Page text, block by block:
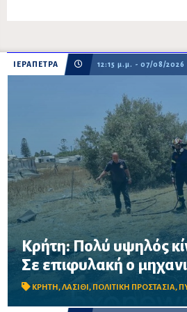
ΙΕΡΑΠΕΤΡΑ 12:15 μ.μ. - 07/08/2026
Κρήτη: Πολύ υψηλός
Σε επιφυλακή ο
ΚΡΗΤΗ ,ΛΑΣΙΘΙ , ΠΟΛΙΤΙΚΗ ΠΡΟΣΤΑΣΙΑ,
Σε επιφυλακή ο μηχανισμός
στην Κρήτη το Σάββατο 8
δασικές περιοχές, μεταξύ των